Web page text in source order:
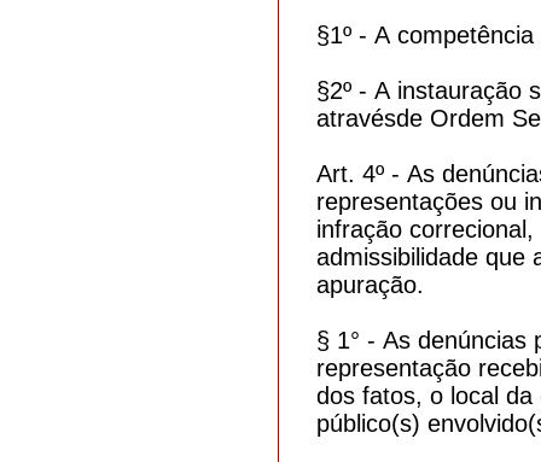
§1º - A
§2º - A instauração
atravésde Ordem
Art. 4º - As
representações ou
infração
admissibilidade que
apuração.
§ 1° - As denúncias
representação
dos fatos, o local
público(s)